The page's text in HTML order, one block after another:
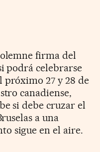
firma del
podrá celebrarse
próximo 27 y 28 de
canadiense,
si debe cruzar el
a una
sigue en el aire.